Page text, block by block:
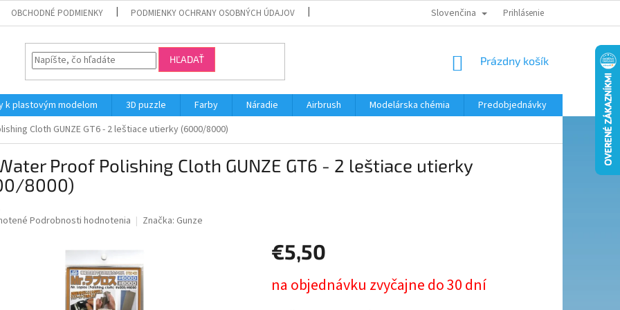
OBCHODNÉ PODMIENKY PODMIENKY OCHRANY OSOBNÝCH ÚDAJOV MODELÁRSKY KRÚŽOK
Slovenčina Prihlásenie
HĽADAŤ
NÁKUPNÝ
Prázdny košík
k plastovým modelom 3D puzzle Farby Náradie Airbrush Modelárska chémia
Predobjednávky
Cloth GUNZE GT6 - 2 leštiace utierky (6000/8000)
Proof Polishing Cloth GUNZE GT6 - 2 leštiace utierky
8000)
Podrobnosti hodnotenia Značka: Gunze
€5,50
cena:
na objednávku zvyčajne do 30 dní